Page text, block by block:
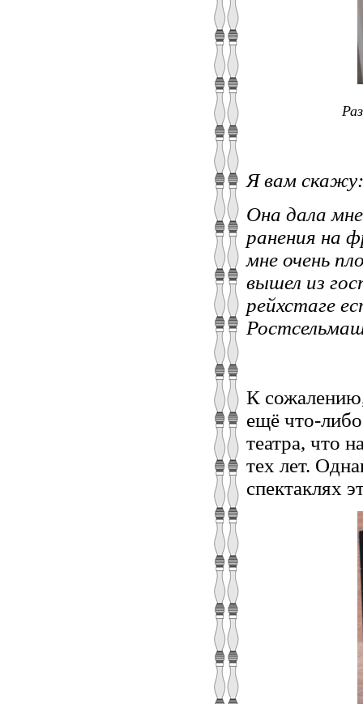
Я вам скажу:
Она дала
ранения на
мне очень
вышел из
рейхстаге
К
ещё что-
театра, что
тех лет.
спектаклях